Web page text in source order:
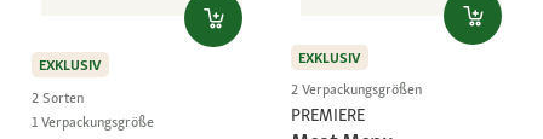
EXKLUSIV
2 Sorten
1 Verpackungsgröße
EXKLUSIV
2 Verpackungsgrößen
PREMIERE